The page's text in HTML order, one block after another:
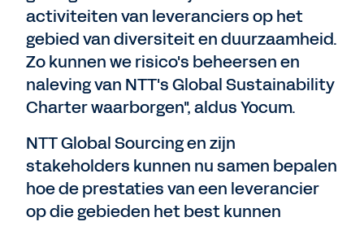
activiteiten van leveranciers op het
gebied van diversiteit en duurzaamheid.
Zo kunnen we risico's beheersen en
naleving van NTT's Global Sustainability
Charter waarborgen", aldus Yocum.
NTT Global Sourcing en zijn
stakeholders kunnen nu samen bepalen
hoe de prestaties van een leverancier
op die gebieden het best kunnen